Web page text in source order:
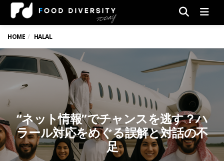
HOME HALAL
“ネット情報”でチャンスを逃す？ハ
ラール対応をめぐる誤解と対話の不
足